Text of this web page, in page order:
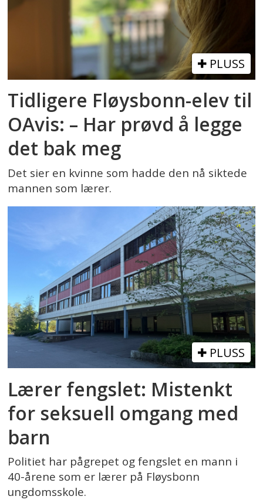
PLUSS
Tidligere Fløysbonn-elev til
OAvis: – Har prøvd å legge
det bak meg
Det sier en kvinne som hadde den nå siktede
mannen som lærer.
PLUSS
Lærer fengslet: Mistenkt
for seksuell omgang med
barn
Politiet har pågrepet og fengslet en mann i
40-årene som er lærer på Fløysbonn
ungdomsskole.